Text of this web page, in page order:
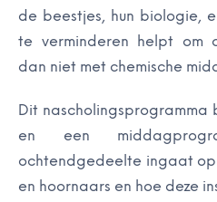
de beestjes, hun biologie,
te verminderen helpt om
dan niet met chemische
Dit
en een
ochtendgedeelte ingaat op
en hoornaars en hoe deze